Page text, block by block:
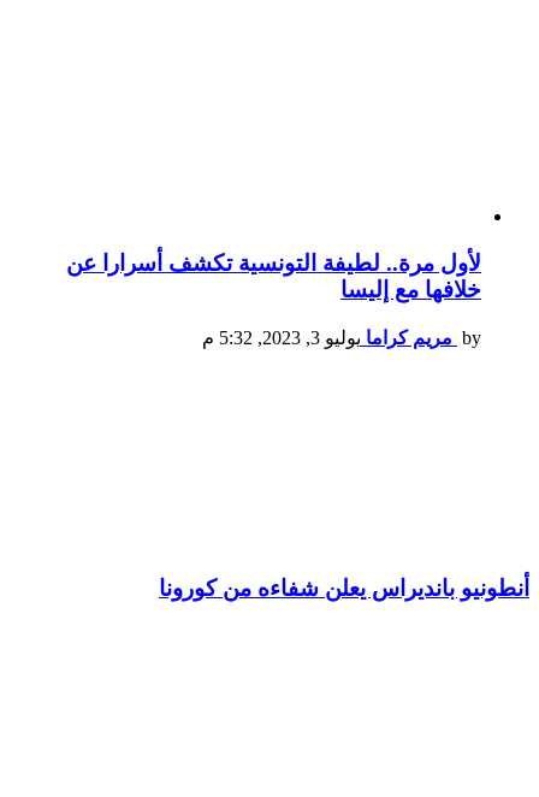
لأول مرة.. لطيفة التونسية تكشف أسرارا عن
خلافها مع إليسا
by مريم كراما يوليو 3, 2023, 5:32 م
أنطونيو بانديراس يعلن شفاءه من كورونا